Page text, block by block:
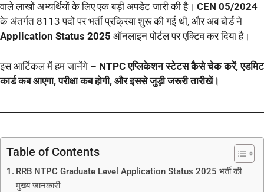
वाले लाखों अभ्यर्थियों के लिए एक बड़ी अपडेट जारी की है। CEN 05/2024
के अंतर्गत 8113 पदों पर भर्ती प्रक्रिया शुरू की गई थी, और अब बोर्ड ने
Application Status 2025 ऑनलाइन पोर्टल पर एक्टिव कर दिया है।
इस आर्टिकल में हम जानेंगे – NTPC एप्लिकेशन स्टेटस कैसे चेक करें, एडमिट
कार्ड कब आएगा, परीक्षा कब होगी, और इससे जुड़ी जरूरी तारीखें।
Table of Contents
RRB NTPC Graduate Level Application Status 2025 भर्ती की
मुख्य जानकारी